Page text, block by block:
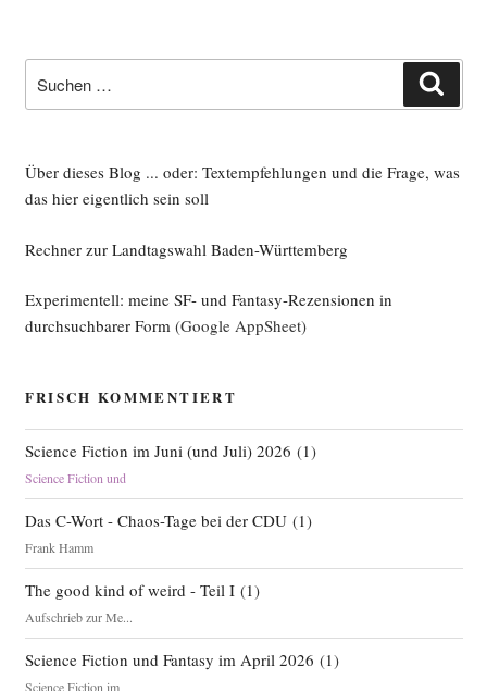
nach:
Über dieses Blog ... oder: Textempfehlungen und die Frage, was
das hier eigentlich sein soll
Rechner zur Landtagswahl Baden-Württemberg
Experimentell: meine SF- und Fantasy-Rezensionen in
durchsuchbarer Form(Google AppSheet)
FRISCH KOMMENTIERT
Science Fiction im Juni (und Juli) 2026 (1)
Science Fiction und
Das C-Wort - Chaos-Tage bei der CDU(1)
Frank Hamm
The good kind of weird - Teil I(1)
Aufschrieb zur Me...
Science Fiction und Fantasy im April 2026 (1)
Science Fiction im